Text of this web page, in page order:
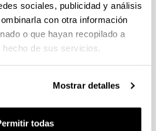
sociales, publicidad y análisis
con otra información
o que hayan recopilado a
de sus servicios.
Mostrar detalles
todas
de Empresas (Executive
& ERP: Gestión de la
Dirección de Empresas (MBA
y ODS